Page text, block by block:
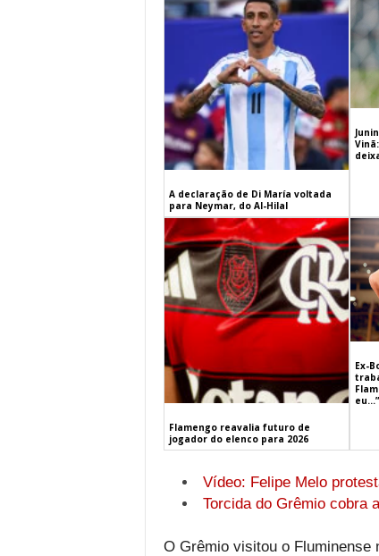
A declaração de Di María voltada
para Neymar, do Al-Hilal
Flamengo reavalia futuro de
jogador do elenco para 2026
Ex-
eu…”
Vídeo: Felipe Melo
Torcida do Grêmio cobra
O Grêmio visitou o Fluminense